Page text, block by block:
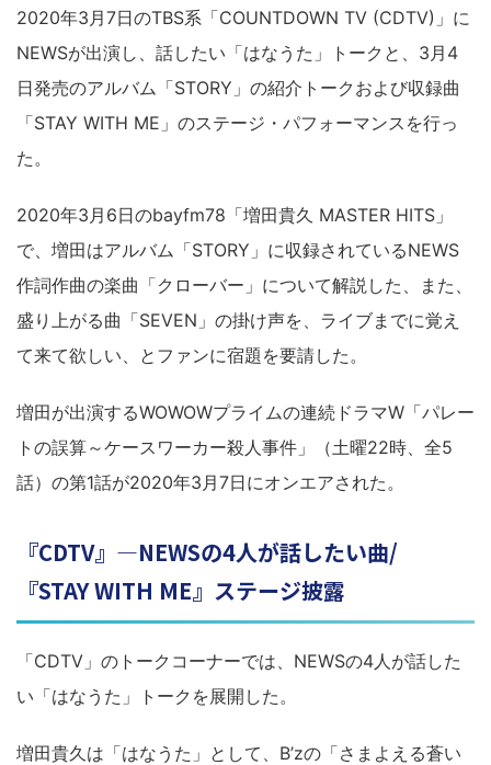
2020年3月7日のTBS系「COUNTDOWN TV (CDTV)」に
NEWSが出演し、話したい「はなうた」トークと、3月4
日発売のアルバム「STORY」の紹介トークおよび収録曲
「STAY WITH ME」のステージ・パフォーマンスを行っ
た。
2020年3月6日のbayfm78「増田貴久 MASTER HITS」
で、増田はアルバム「STORY」に収録されているNEWS
作詞作曲の楽曲「クローバー」について解説した、また、
盛り上がる曲「SEVEN」の掛け声を、ライブまでに覚え
て来て欲しい、とファンに宿題を要請した。
増田が出演するWOWOWプライムの連続ドラマW「パレー
トの誤算～ケースワーカー殺人事件」（土曜22時、全5
話）の第1話が2020年3月7日にオンエアされた。
『CDTV』―NEWSの4人が話したい曲/
『STAY WITH ME』ステージ披露
「CDTV」のトークコーナーでは、NEWSの4人が話した
い「はなうた」トークを展開した。
増田貴久は「はなうた」として、B’zの「さまよえる蒼い